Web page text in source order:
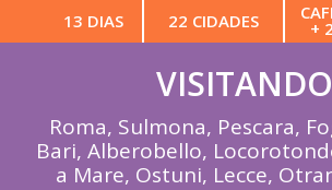
13 DIAS 22 CIDADES +
VISITANDO
Roma, Sulmona, Pescara,
Bari, Alberobello,
a Mare, Ostuni, Lecce,